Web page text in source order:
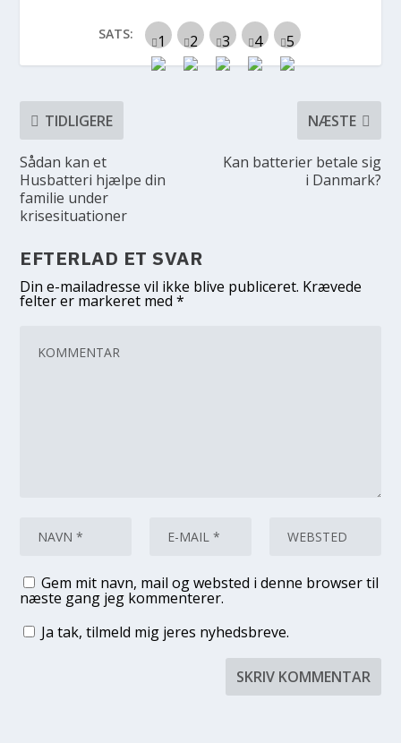
SATS:
TIDLIGERE
Sådan kan et
Husbatteri hjælpe din
familie under
krisesituationer
NÆSTE
Kan batterier betale sig
i Danmark?
EFTERLAD ET SVAR
Din e-mailadresse vil ikke blive publiceret. Krævede
felter er markeret med*
Gem mit navn, mail og websted i denne browser til
næste gang jeg kommenterer.
Ja tak, tilmeld mig jeres nyhedsbreve.